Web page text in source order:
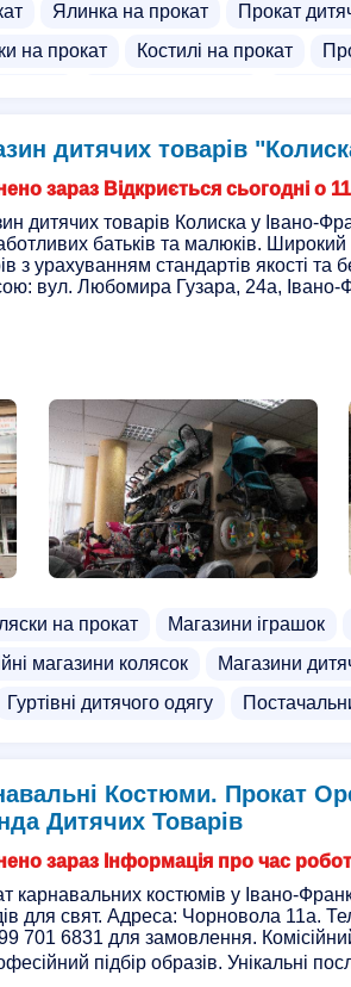
Ялинка на прокат Прокат
на прокат Костилі на прокат
Магазини колясок Комісійні
дитячих товарів
зараз Відкриється сьогодні о
дитячих товарів Колиска у Івано-
батьків та малюків. Широкий
з урахуванням стандартів якості та
вул. Любомира Гузара, 24a, Івано-
на прокат Магазини іграшок
магазини колясок Магазини
Гуртівні дитячого одягу
Костюми. Прокат
Дитячих Товарів
зараз Інформація про час
карнавальних костюмів у Івано-
для свят. Адреса: Чорновола 11а.
701 6831 для замовлення.
підбір образів. Унікальні